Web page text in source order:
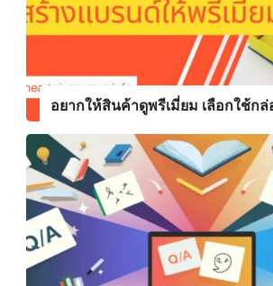
อยากให้สินค้าดูพรีเมี่ยม เลือกใช้กล่